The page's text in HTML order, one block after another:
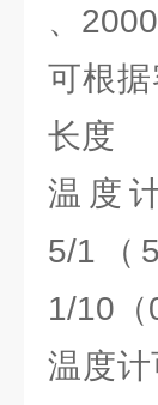
、
可根
长度
温度
5/1（
1/10（
温度